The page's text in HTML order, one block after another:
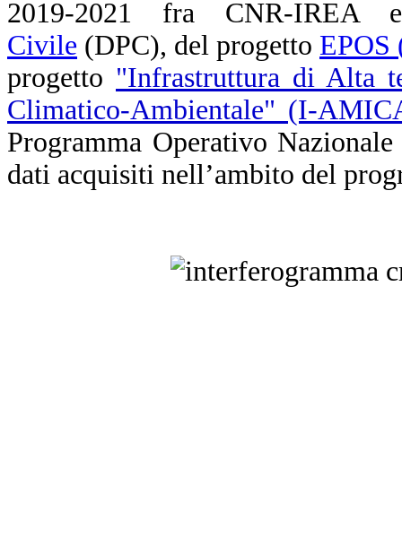
2019-2021 fra CNR-
Civile (DPC), del progetto EPOS
progetto "Infrastruttura di Alta
Climatico-Ambientale" (I-
Programma Operativo
dati acquisiti nell’ambito del